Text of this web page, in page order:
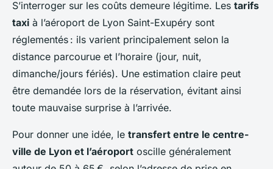
S’interroger sur les coûts demeure légitime. Les tarifs
taxi à l’aéroport de Lyon Saint-Exupéry sont
réglementés : ils varient principalement selon la
distance parcourue et l’horaire (jour, nuit,
dimanche/jours fériés). Une estimation claire peut
être demandée lors de la réservation, évitant ainsi
toute mauvaise surprise à l’arrivée.
Pour donner une idée, le transfert entre le centre-
ville de Lyon et l’aéroport oscille généralement